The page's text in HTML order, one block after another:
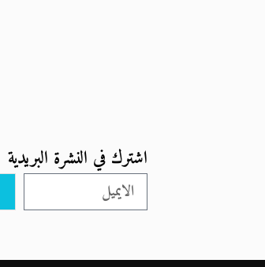
اشترك في النشرة البريدية